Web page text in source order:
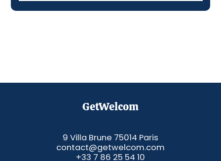
GetWelcom
9 Villa Brune 75014 Paris
contact@getwelcom.com
+33 7 86 25 54 10